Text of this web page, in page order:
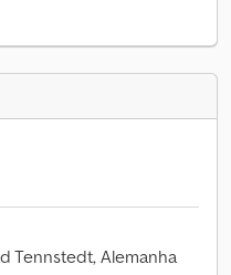
Tennstedt, Alemanha